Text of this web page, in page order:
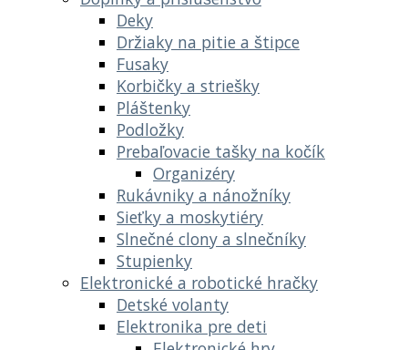
Deky
Držiaky na pitie a štipce
Fusaky
Korbičky a striešky
Pláštenky
Podložky
Prebaľovacie tašky na kočík
Organizéry
Rukávniky a nánožníky
Sieťky a moskytiéry
Slnečné clony a slnečníky
Stupienky
Elektronické a robotické hračky
Detské volanty
Elektronika pre deti